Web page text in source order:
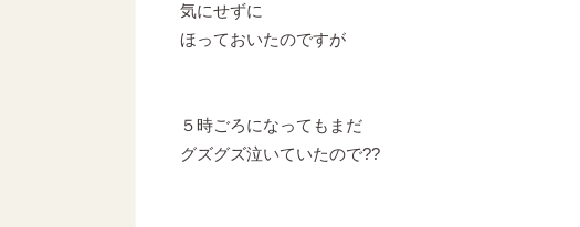
気にせずに
ほっておいたのですが
５時ごろになってもまだ
グズグズ泣いていたので??